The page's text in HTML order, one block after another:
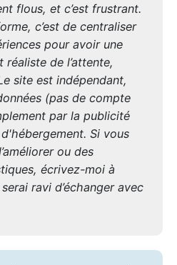
flous, et c’est frustrant.
c’est de centraliser
pour avoir une
de l’attente,
site est indépendant,
(pas de compte
par la publicité
Si vous
ou des
écrivez-moi à
ravi d’échanger avec